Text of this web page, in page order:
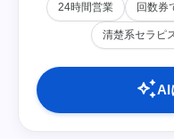
24時間営業 回数券
清楚系セラピ
auto_awesomeAI